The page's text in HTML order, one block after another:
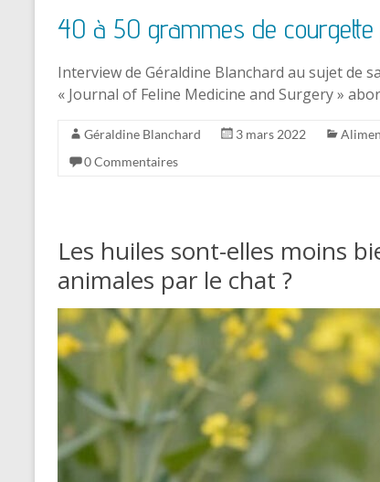
40 à 50 grammes de
Interview de Géraldine Blanchard au sujet de
« Journal of Feline Medicine and Surgery »
Géraldine Blanchard 3 mars 2022
0 Commentaires
Les huiles sont-elles moins
animales par le chat ?